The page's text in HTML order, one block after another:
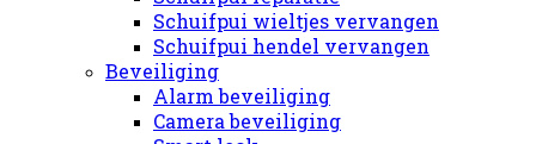
Schuifpui wieltjes vervangen
Schuifpui hendel vervangen
Beveiliging
Alarm beveiliging
Camera beveiliging